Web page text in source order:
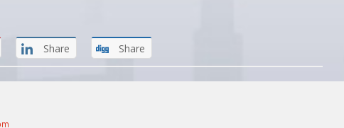
Share Share